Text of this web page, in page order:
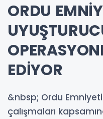
ORDU
EDİYOR
&nbsp; Ordu
çalışmaları